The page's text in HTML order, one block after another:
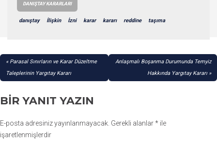
DANIŞTAY KARARLARI
danıştay İlişkin İzni karar kararı reddine taşıma
YAZI
GEZINMESI
Parasal Sınırların ve Karar Düzeltme
Taleplerinin Yargıtay Kararı
Anlaşmalı Boşanma Durumunda Temyiz
Hakkında Yargıtay Kararı
BIR YANIT YAZIN
E-posta adresiniz yayınlanmayacak. Gerekli alanlar* ile
işaretlenmişlerdir